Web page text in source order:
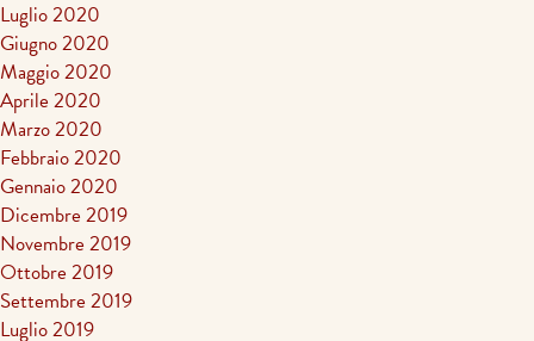
Luglio 2020
Giugno 2020
Maggio 2020
Aprile 2020
Marzo 2020
Febbraio 2020
Gennaio 2020
Dicembre 2019
Novembre 2019
Ottobre 2019
Settembre 2019
Luglio 2019